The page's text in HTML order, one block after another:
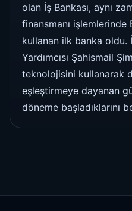
olan İş Bankası, aynı
finansmanı
kullanan ilk banka oldu.
Yardımcısı Şahismail
teknolojisini kullanarak
eşleştirmeye dayanan
döneme başladıklarını